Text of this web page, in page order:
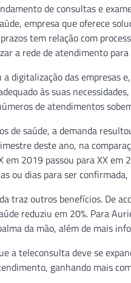
de consultas e
empresa que oferece
tem relação com
a rede de atendimento
a digitalização das
às suas
de atendimentos
de saúde, a demanda
deste ano, na
em 2019 passou para XX
ou dias para ser
traz outros benefícios. De
reduziu em 20%. Para
da mão, além de mais
a teleconsulta deve se
ganhando mais